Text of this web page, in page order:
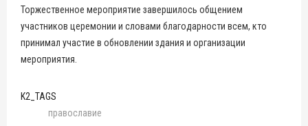
Торжественное мероприятие завершилось общением
участников церемонии и словами благодарности всем, кто
принимал участие в обновлении здания и организации
мероприятия.
K2_TAGS
православие